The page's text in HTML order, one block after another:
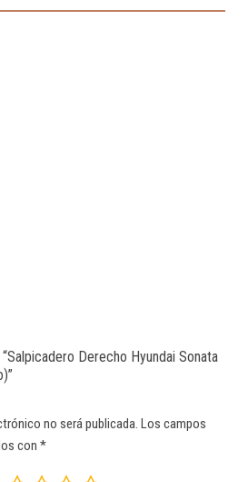
Derecho Hyundai Sonata
no será publicada. Los campos
con *